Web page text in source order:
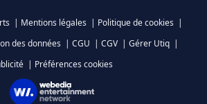
| Mentions légales | Politique de cookies |
des données | CGU | CGV | Gérer Utiq |
| Préférences cookies